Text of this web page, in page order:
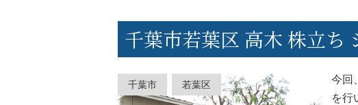
千葉市若葉区 高木 株立ち
千葉市 若葉区
今回
を行